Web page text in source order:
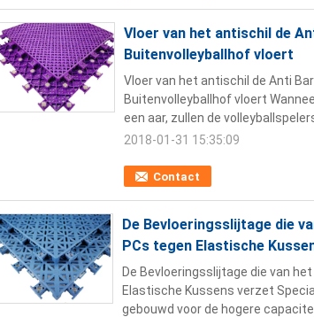
Vloer van het antischil de
Buitenvolleyballhof vloert
Contact
Vloer van het antischil de Anti
Buitenvolleyballhof vloert
een aar, zullen de
2018-01-31 15:35:09
De Bevloeringsslijtage die
PCs tegen Elastische
De Bevloeringsslijtage die van
Elastische Kussens verzet
gebouwd voor de hogere